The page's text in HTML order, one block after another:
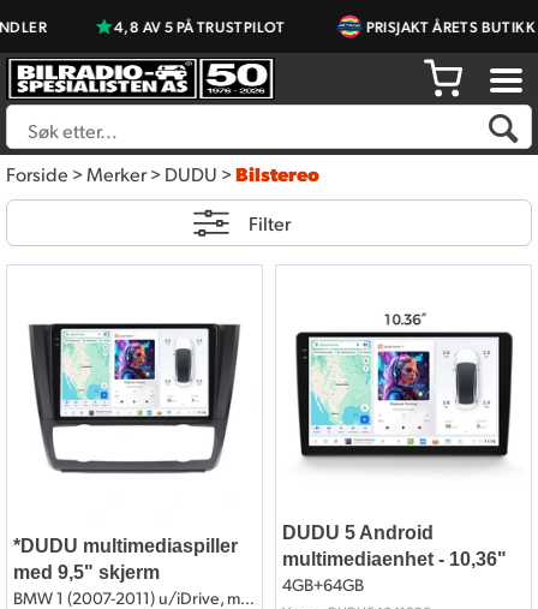
4,8 AV 5 PÅ TRUSTPILOT PRISJAKT ÅRETS BUTIKK 2023 &
Forside>Merker>DUDU>Bilstereo
Filter
*DUDU multimediaspiller
med 9,5" skjerm
BMW 1 (2007-2011) u/iDrive, m/auto AC
DUDU 5 Android
multimediaenhet - 10,36"
4GB+64GB